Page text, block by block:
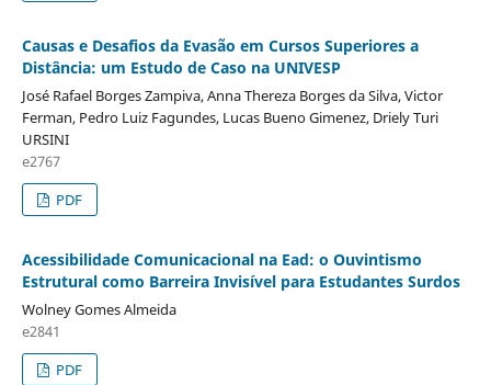
Causas e Desafios da Evasão em Cursos Superiores a
Distância: um Estudo de Caso na UNIVESP
José Rafael Borges Zampiva, Anna Thereza Borges da Silva, Victor
Ferman, Pedro Luiz Fagundes, Lucas Bueno Gimenez, Driely Turi
URSINI
e2767
PDF
Acessibilidade Comunicacional na Ead: o Ouvintismo
Estrutural como Barreira Invisível para Estudantes Surdos
Wolney Gomes Almeida
e2841
PDF